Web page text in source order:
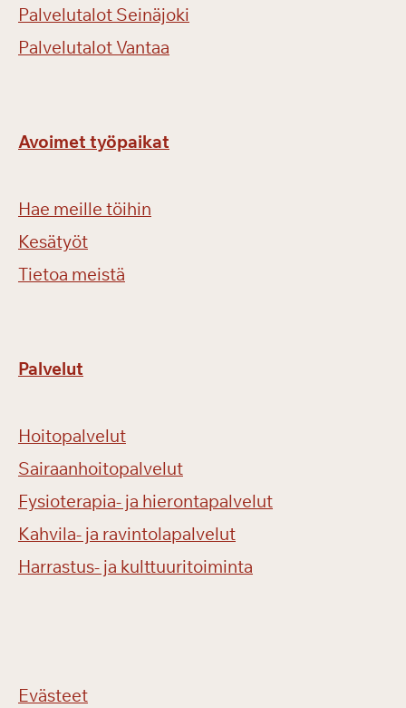
Palvelutalot Seinäjoki
Palvelutalot Vantaa
Avoimet työpaikat
Hae meille töihin
Kesätyöt
Tietoa meistä
Palvelut
Hoitopalvelut
Sairaanhoitopalvelut
Fysioterapia- ja hierontapalvelut
Kahvila- ja ravintolapalvelut
Harrastus- ja kulttuuritoiminta
Evästeet